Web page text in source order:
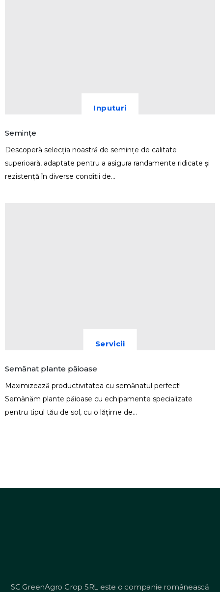
Inputuri
Semințe
Descoperă selecția noastră de semințe de calitate
superioară, adaptate pentru a asigura randamente ridicate și
rezistență în diverse condiții de...
Servicii
Semănat plante păioase
Maximizează productivitatea cu semănatul perfect!
Semănăm plante păioase cu echipamente specializate
pentru tipul tău de sol, cu o lățime de...
SC GreenAgro Crop SRL este o companie românească